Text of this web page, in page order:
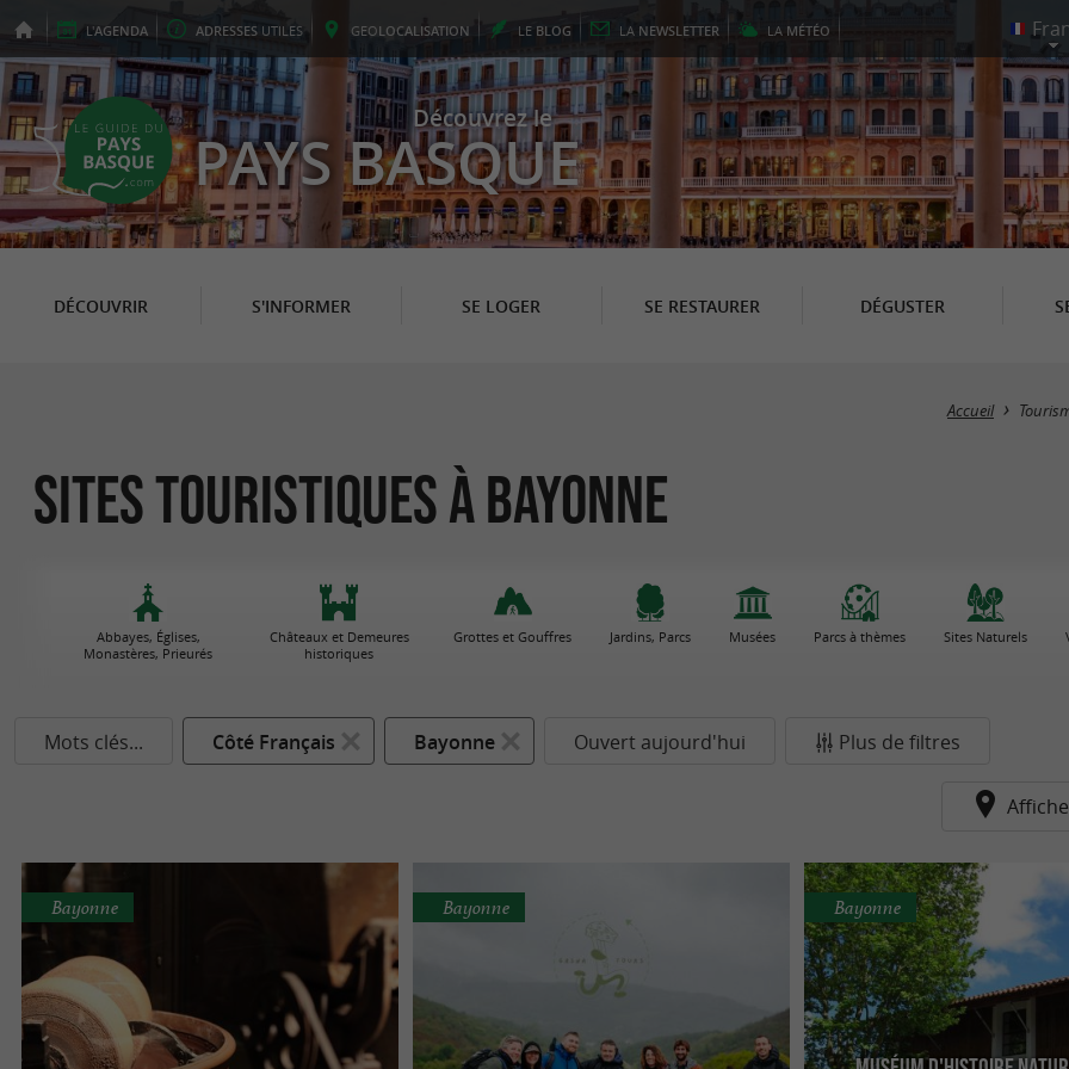
L'AGENDA ADRESSES UTILES GEOLOCALISATION LE BLOG LA NEWSLETTER LA MÉTÉO
Découvrez le
PAYS BASQUE
DÉCOUVRIR S'INFORMER SE LOGER SE RESTAURER DÉGUSTER
Accueil
Sites Touristiques à Bayonne
Abbayes, Églises,
Monastères, Prieurés
Châteaux et Demeures
historiques
Grottes et Gouffres Jardins, Parcs Musées Parcs à thèmes Sites Naturels
Mots clés... Côté Français Bayonne Ouvert aujourd'hui Plus de filtres
Bayonne Bayonne Bayonne